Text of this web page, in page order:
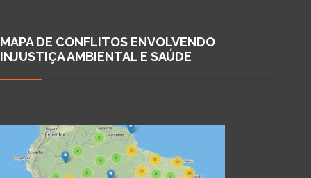
MAPA DE CONFLITOS ENVOLVENDO
INJUSTIÇA AMBIENTAL E SAÚDE